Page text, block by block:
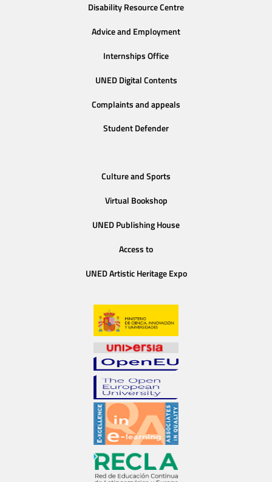
Disability Resource Centre
Advice and Employment
Internships Office
UNED Digital Contents
Complaints and appeals
Student Defender
Culture and Sports
Virtual Bookshop
UNED Publishing House
Access to
UNED Artistic Heritage Expo